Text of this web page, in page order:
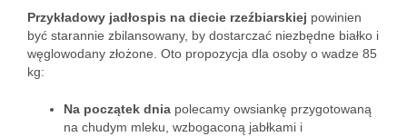
Przykładowy jadłospis na diecie rzeźbiarskiej powinien
być starannie zbilansowany, by dostarczać niezbędne białko i
węglowodany złożone. Oto propozycja dla osoby o wadze 85
kg:
Na początek dnia polecamy owsiankę przygotowaną
na chudym mleku, wzbogaconą jabłkami i